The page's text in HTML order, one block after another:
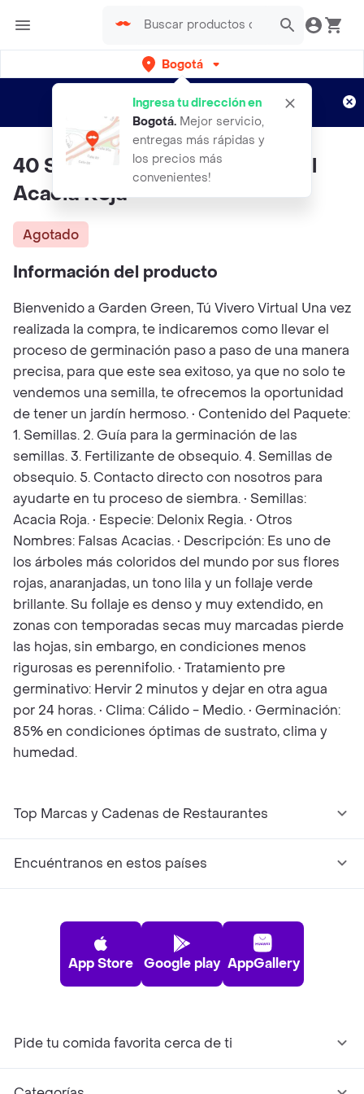
Bogotá
Ingresa tu dirección en
Bogotá. Mejor servicio,
entregas más rápidas y
los precios más
convenientes!
envíos gratis por semanas
Aplican TyC
40 Semillas Orgánicas De Árbol
Acacia Roja
Agotado
Información del producto
Bienvenido a Garden Green, Tú Vivero Virtual Una vez
realizada la compra, te indicaremos como llevar el
proceso de germinación paso a paso de una manera
precisa, para que este sea exitoso, ya que no solo te
vendemos una semilla, te ofrecemos la oportunidad
de tener un jardín hermoso. • Contenido del Paquete:
1. Semillas. 2. Guía para la germinación de las
semillas. 3. Fertilizante de obsequio. 4. Semillas de
obsequio. 5. Contacto directo con nosotros para
ayudarte en tu proceso de siembra. • Semillas:
Acacia Roja. • Especie: Delonix Regia. • Otros
Nombres: Falsas Acacias. • Descripción: Es uno de
los árboles más coloridos del mundo por sus flores
rojas, anaranjadas, un tono lila y un follaje verde
brillante. Su follaje es denso y muy extendido, en
zonas con temporadas secas muy marcadas pierde
las hojas, sin embargo, en condiciones menos
rigurosas es perennifolio. • Tratamiento pre
germinativo: Hervir 2 minutos y dejar en otra agua
por 24 horas. • Clima: Cálido - Medio. • Germinación:
85% en condiciones óptimas de sustrato, clima y
humedad.
Top Marcas y Cadenas de Restaurantes
Encuéntranos en estos países
App Store Google play AppGallery
Pide tu comida favorita cerca de ti